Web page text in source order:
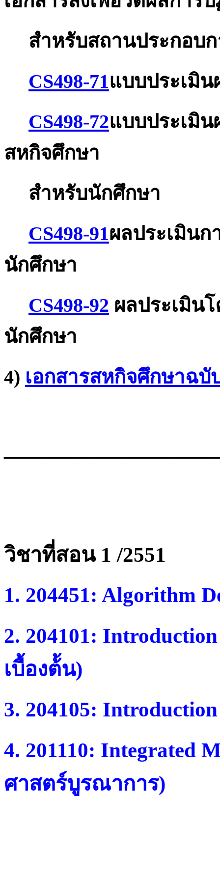
สำหรับสถานประกอบก
CS498-71แบบประเมิ
CS498-72แบบประเมิ
สหกิจศึกษา
สำหรับนักศึกษา
CS498-91ผลประเมิน
นักศึกษา
CS498-92 ผลประเมิน
นักศึกษา
4) เอกสารสหกิจศึกษาฉบั
วิชาที่สอน 1 /2551
1. 204451: Algorithm
2. 204101:
เบื้องต้้น)
3. 204105:
4. 201110: Integrated
ศาสตร์บูรณาการ)